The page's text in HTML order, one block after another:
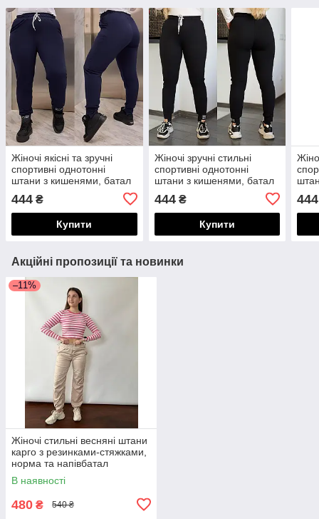
Жіночі якісні та зручні
спортивні однотонні
штани з кишенями, батал
444 ₴
Купити
Жіночі зручні стильні
спортивні однотонні
штани з кишенями, батал
444₴
Купити
444
Акційні пропозиції та новинки
–11%
Жіночі стильні весняні штани
карго з резинками-стяжками,
норма та напівбатал
В наявності
480 ₴ 540 ₴